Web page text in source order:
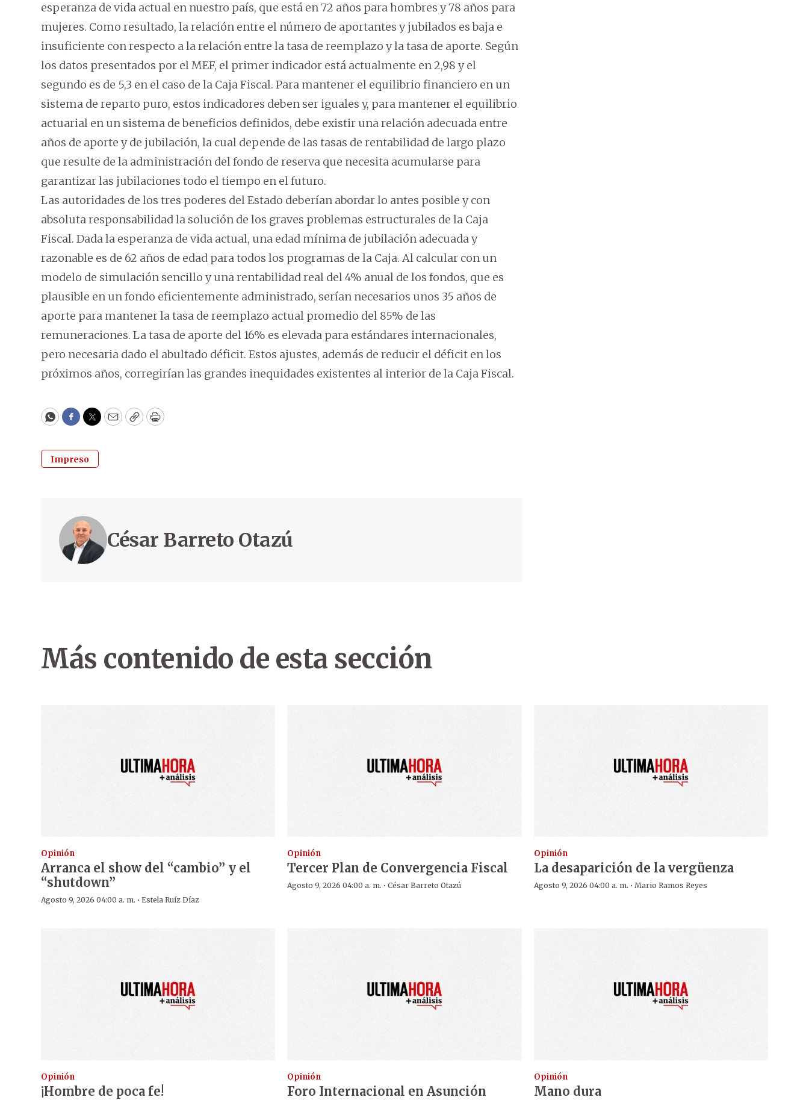
esperanza de vida actual en nuestro país, que está en 72 años para hombres y 78 años para
mujeres. Como resultado, la relación entre el número de aportantes y jubilados es baja e
insuficiente con respecto a la relación entre la tasa de reemplazo y la tasa de aporte. Según
los datos presentados por el MEF, el primer indicador está actualmente en 2,98 y el
segundo es de 5,3 en el caso de la Caja Fiscal. Para mantener el equilibrio financiero en un
sistema de reparto puro, estos indicadores deben ser iguales y, para mantener el equilibrio
actuarial en un sistema de beneficios definidos, debe existir una relación adecuada entre
años de aporte y de jubilación, la cual depende de las tasas de rentabilidad de largo plazo
que resulte de la administración del fondo de reserva que necesita acumularse para
garantizar las jubilaciones todo el tiempo en el futuro.
Las autoridades de los tres poderes del Estado deberían abordar lo antes posible y con
absoluta responsabilidad la solución de los graves problemas estructurales de la Caja
Fiscal. Dada la esperanza de vida actual, una edad mínima de jubilación adecuada y
razonable es de 62 años de edad para todos los programas de la Caja. Al calcular con un
modelo de simulación sencillo y una rentabilidad real del 4% anual de los fondos, que es
plausible en un fondo eficientemente administrado, serían necesarios unos 35 años de
aporte para mantener la tasa de reemplazo actual promedio del 85% de las
remuneraciones. La tasa de aporte del 16% es elevada para estándares internacionales,
pero necesaria dado el abultado déficit. Estos ajustes, además de reducir el déficit en los
próximos años, corregirían las grandes inequidades existentes al interior de la Caja Fiscal.
WhatsApp
Facebook
Twitter
EmailCopyPrint
Impreso
César Barreto Otazú
Más contenido de esta sección
Opinión
Arranca el show del “cambio” y el
“shutdown”
Agosto 9, 2026 04:00 a. m. · Estela Ruíz Díaz
Opinión
Tercer Plan de Convergencia Fiscal
Agosto 9, 2026 04:00 a. m. ·César Barreto Otazú
Opinión
La desaparición de la vergüenza
Agosto 9, 2026 04:00 a. m. · Mario Ramos Reyes
Opinión
¡Hombre de poca fe!
Opinión
Foro Internacional en Asunción
Opinión
Mano dura